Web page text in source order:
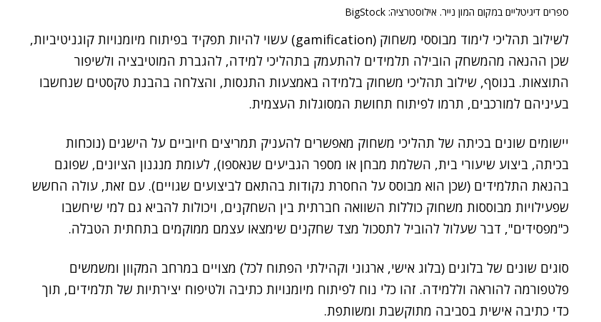
ספרים דיגיטליים במקום המון נייר. אילוסטרציה: BigStock
לשילוב תהליכי לימוד מבוססי מִשחוק (gamification) עשוי להיות תפקיד בפיתוח מיומנויות קוגניטיביות,
שכן ההנאה מהמשחק הובילה תלמידים להתעמק בתהליכי למידה, להגברת המוטיבציה ולשיפור
התוצאות. בנוסף, שילוב תהליכי משחוק בלמידה באמצעות התנסות, והצלחה בהבנת טקסטים שנחשבו
בעיניהם למורכבים, תרמו לפיתוח תחושת המסוגלות העצמית.
יישומים שונים בכיתה של תהליכי משחוק מאפשרים להעניק תמריצים חיוביים על הישגים (נוכחות
בכיתה, ביצוע שיעורי בית, השלמת מבחן או מספר הגביעים שנאספו), לעומת מנגנון הציונים, שפוגם
בהנאת התלמידים (שכן הוא מבוסס על החסרת נקודות בהתאם לביצועים שגויים). עם זאת, עולה החשש
שפעילויות מבוססות משחוק כוללות השוואה חברתית בין השחקנים, ויכולות להביא גם למי שיחשבו
כ"מפסידים", דבר שעלול להוביל לתסכול מצד שחקנים שימצאו עצמם ממוקמים בתחתית הטבלה.
סוגים שונים של בלוגים (בלוג אישי, ארגוני וקהילתי הפתוח לכל) מצויים במרחב המקוון ומשמשים
פלטפורמה להוראה וללמידה. זהו כלי נוח לפיתוח מיומנויות כתיבה ולטיפוח יצירתיות של תלמידים, תוך
כדי כתיבה אישית בסביבה מתוקשבת ומשותפת.